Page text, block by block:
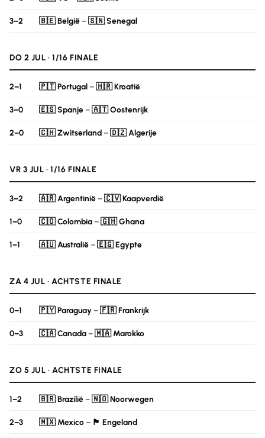
3–2 🇧🇪 België–🇸🇳 Senegal
DO 2 JUL · 1/16 FINALE
2–1 🇵🇹 Portugal–🇭🇷 Kroatië
3–0 🇪🇸 Spanje–🇦🇹 Oostenrijk
2–0 🇨🇭 Zwitserland–🇩🇿 Algerije
VR 3 JUL · 1/16 FINALE
3–2 🇦🇷 Argentinië–🇨🇻 Kaapverdië
1–0 🇨🇴 Colombia–🇬🇭 Ghana
1–1 🇦🇺 Australië–🇪🇬 Egypte
ZA 4 JUL · ACHTSTE FINALE
0–1 🇵🇾 Paraguay–🇫🇷 Frankrijk
0–3 🇨🇦 Canada–🇲🇦 Marokko
ZO 5 JUL · ACHTSTE FINALE
1–2 🇧🇷 Brazilië–🇳🇴 Noorwegen
2–3 🇲🇽 Mexico– 🏴󠁧󠁢󠁥󠁮󠁧󠁿 Engeland